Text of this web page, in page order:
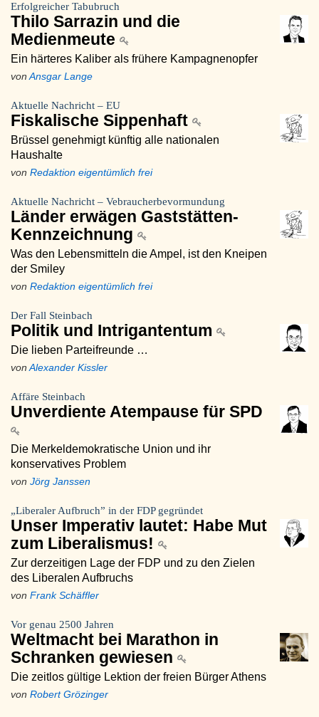
Erfolgreicher Tabubruch
Thilo Sarrazin und die
Medienmeute
Ein härteres Kaliber als frühere Kampagnenopfer
von Ansgar Lange
Aktuelle Nachricht – EU
Fiskalische Sippenhaft
Brüssel genehmigt künftig alle nationalen
Haushalte
von Redaktion eigentümlich frei
Aktuelle Nachricht – Vebraucherbevormundung
Länder erwägen Gaststätten-
Kennzeichnung
Was den Lebensmitteln die Ampel, ist den Kneipen
der Smiley
von Redaktion eigentümlich frei
Der Fall Steinbach
Politik und Intrigantentum
Die lieben Parteifreunde …
von Alexander Kissler
Affäre Steinbach
Unverdiente Atempause für SPD
Die Merkeldemokratische Union und ihr
konservatives Problem
von Jörg Janssen
„Liberaler Aufbruch” in der FDP gegründet
Unser Imperativ lautet: Habe Mut
zum Liberalismus!
Zur derzeitigen Lage der FDP und zu den Zielen
des Liberalen Aufbruchs
von Frank Schäffler
Vor genau 2500 Jahren
Weltmacht bei Marathon in
Schranken gewiesen
Die zeitlos gültige Lektion der freien Bürger Athens
von Robert Grözinger